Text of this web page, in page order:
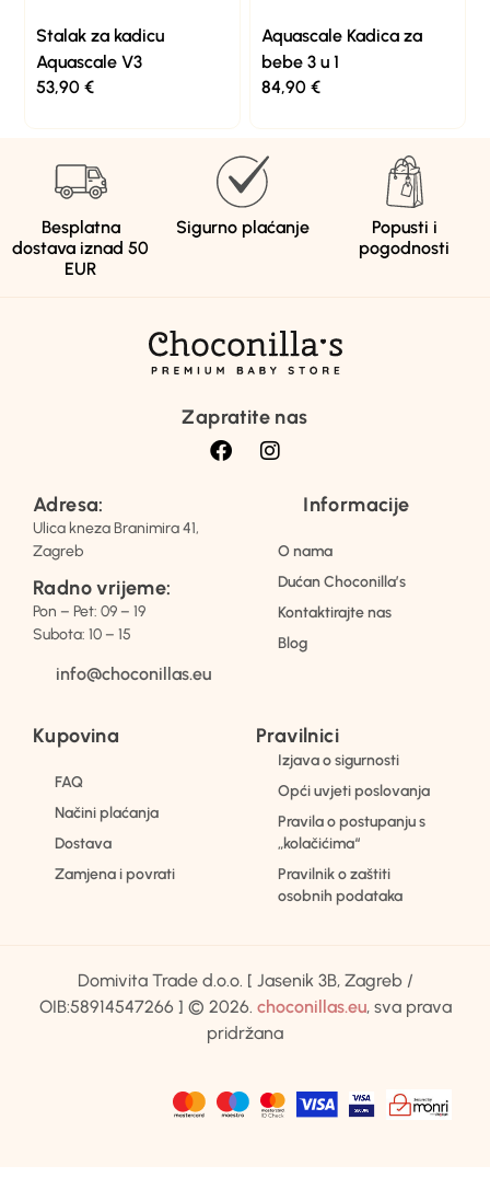
Stalak za kadicu
Aquascale V3
53,90€
Aquascale Kadica za
bebe 3 u 1
84,90 €
Besplatna
dostava iznad 50
EUR
Sigurno plaćanje
Popusti i
pogodnosti
Zapratite nas
Adresa:
Ulica kneza Branimira 41,
Zagreb
Radno vrijeme:
Pon – Pet: 09 – 19
Subota: 10 – 15
info@choconillas.eu
Informacije
O nama
Dućan Choconilla’s
Kontaktirajte nas
Blog
Kupovina
FAQ
Načini plaćanja
Dostava
Zamjena i povrati
Pravilnici
Izjava o sigurnosti
Opći uvjeti poslovanja
Pravila o postupanju s
„kolačićima“
Pravilnik o zaštiti
osobnih podataka
Domivita Trade d.o.o. [ Jasenik 3B, Zagreb /
OIB:58914547266 ] © 2026. choconillas.eu, sva prava
pridržana